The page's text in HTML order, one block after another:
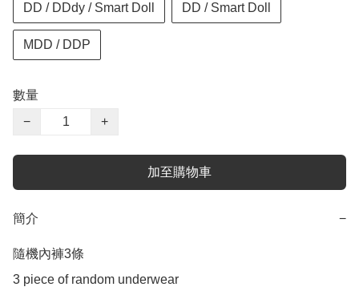
DD / DDdy / Smart Doll DD / Smart Doll
MDD / DDP
數量
−
+
加至購物車
簡介 −
隨機內褲3條
3 piece of random underwear